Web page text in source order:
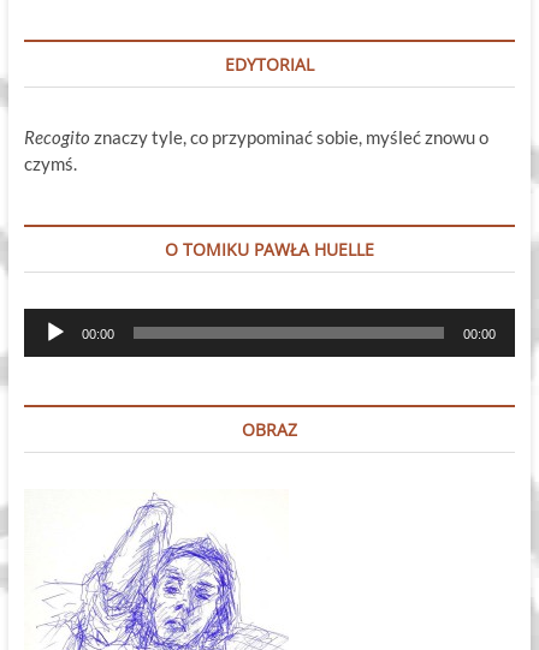
EDYTORIAL
Recogito znaczy tyle, co przypominać sobie, myśleć znowu o
czymś.
O TOMIKU PAWŁA HUELLE
Odtwarzacz
plików
00:00 00:00
OBRAZ